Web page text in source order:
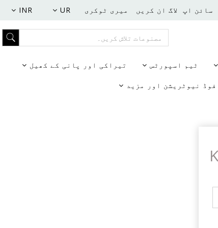
سائن اپ لاگ ان کریں میری ٹوکری UR
INR
ٹیم اسپورٹس تیراکی اور پانی کے کھیل
فوڈ نیوٹریشن اور مزید